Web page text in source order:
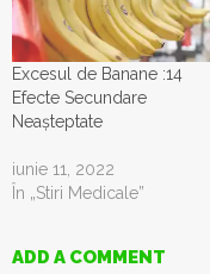
Excesul de Banane :14
Efecte Secundare
Neașteptate
iunie 11, 2022
În „Stiri Medicale”
ADD A COMMENT